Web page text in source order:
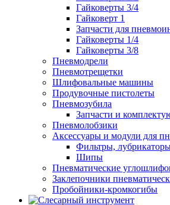
Гайковерты 3/4
Гайковерт 1
Запчасти для
Гайковерты 1/4
Гайковерты 3/8
Пневмодрели
Пневмотрещетки
Шлифовальные машины
Продувочные пистолеты
Пневмозубила
Запчасти и
Пневмолобзики
Аксессуары и модули для
Фильтры,
Шипы
Пневматические
Заклепочники
Пробойники-кромкогибы